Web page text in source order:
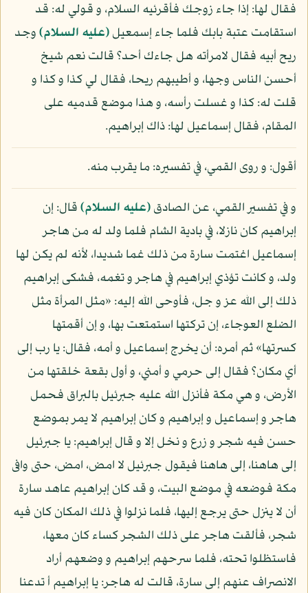
فقال لها: إذا جاء زوجك فأقرئيه السلام، و قولي له: قد
استقامت عتبة بابك فلما جاء إسمعيل(عليه السلام)وجد
ريح أبيه فقال لامرأته هل جاءك أحد؟ قالت نعم شيخ
أحسن الناس وجها، و أطيبهم ريحا، فقال لي كذا و كذا و
قلت له: كذا و غسلت رأسه، و هذا موضع قدميه على
المقام، فقال إسماعيل لها: ذاك إبراهيم.
أقول: و روى القمي، في تفسيره: ما يقرب منه.
و في تفسير القمي، عن الصادق(عليه السلام)قال: إن
إبراهيم كان نازلا، في بادية الشام فلما ولد له من هاجر
إسماعيل اغتمت سارة من ذلك غما شديدا، لأنه لم يكن لها
ولد، و كانت تؤذي إبراهيم في هاجر و تغمه، فشكى إبراهيم
ذلك إلى الله عز و جل، فأوحى الله إليه: «مثل المرأة مثل
الضلع العوجاء، إن تركتها استمتعت بها، و إن أقمتها
كسرتها» ثم أمره: أن يخرج إسماعيل و أمه، فقال: يا رب إلى
أي مكان؟ فقال إلى حرمي و أمني، و أول بقعة خلقتها من
الأرض، و هي مكة فأنزل الله عليه جبرئيل بالبراق فحمل
هاجر و إسماعيل و إبراهيم و كان إبراهيم لا يمر بموضع
حسن فيه شجر و زرع و نخل إلا و قال إبراهيم: يا جبرئيل
إلى هاهنا، إلى هاهنا فيقول جبرئيل لا امض، امض، حتى وافى
مكة فوضعه في موضع البيت، و قد كان إبراهيم عاهد سارة
أن لا ينزل حتى يرجع إليها، فلما نزلوا في ذلك المكان كان فيه
شجر، فألقت هاجر على ذلك الشجر كساء كان معها،
فاستظلوا تحته، فلما سرحهم إبراهيم و وضعهم أراد
الانصراف عنهم إلى سارة، قالت له هاجر: يا إبراهيم أ تدعنا